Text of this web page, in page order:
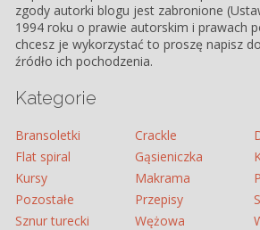
zgody autorki blogu jest zabronione
1994 roku o prawie autorskim i prawach
chcesz je wykorzystać to proszę napisz
źródło ich pochodzenia.
Kategorie
Bransoletki Crackle
Flat spiral
Gąsieniczka
Kursy
Makrama
Pozostałe
Przepisy
Sznur turecki
Wężowa